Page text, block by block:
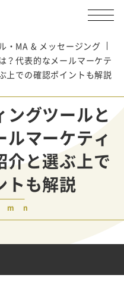
・MA & メッセージング
？代表的なメールマーケテ
上での確認ポイントも解説
ングツールと
マーケティ
介と選ぶ上で
トも解説